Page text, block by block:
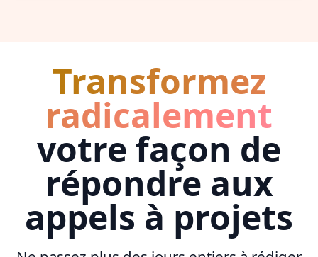
Transformez
radicalement
votre façon de
répondre aux
appels à projets